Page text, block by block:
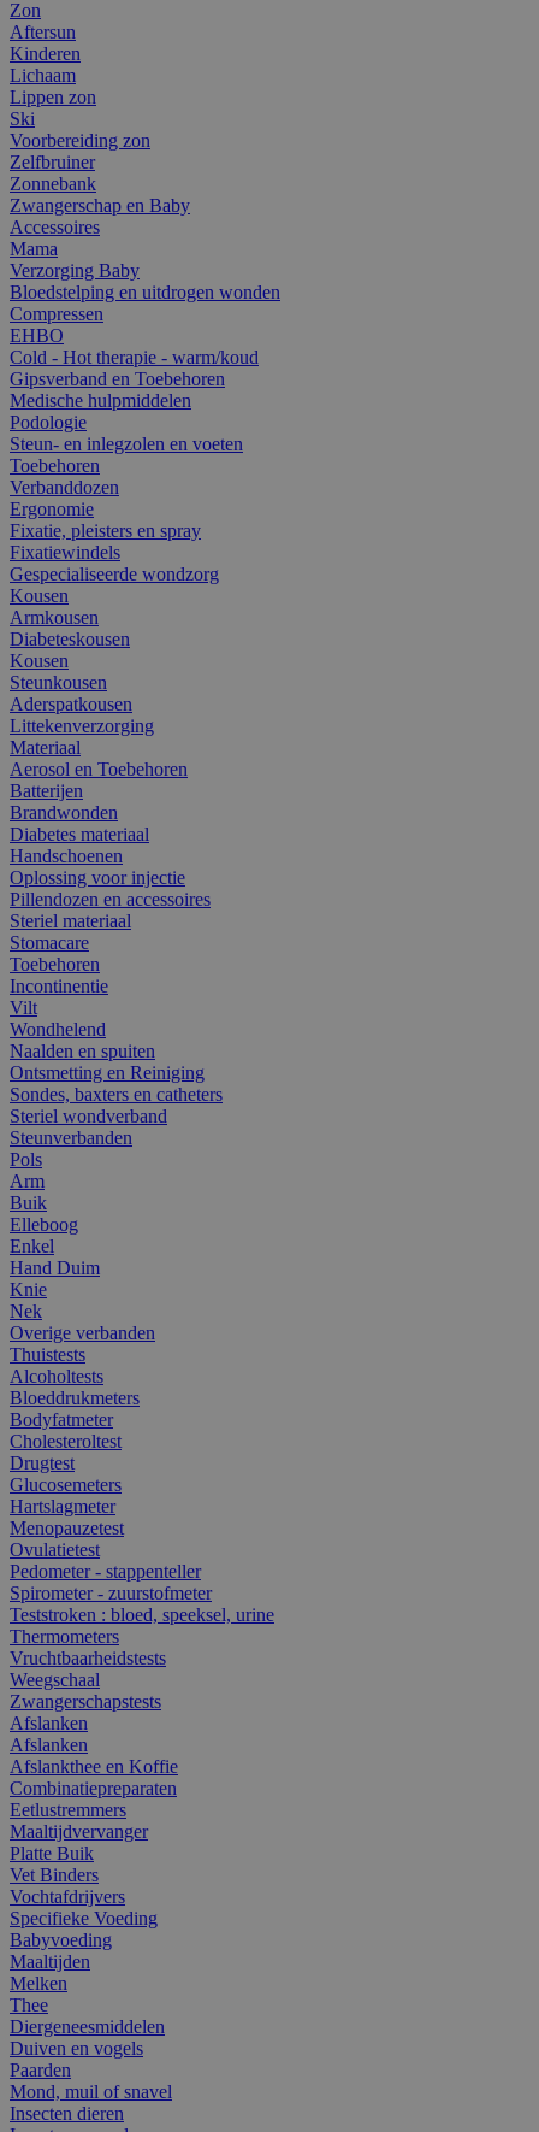
Zon
Aftersun
Kinderen
Lichaam
Lippen zon
Ski
Voorbereiding zon
Zelfbruiner
Zonnebank
Zwangerschap en Baby
Accessoires
Mama
Verzorging Baby
Bloedstelping en uitdrogen wonden
Compressen
EHBO
Cold - Hot therapie - warm/koud
Gipsverband en Toebehoren
Medische hulpmiddelen
Podologie
Steun- en inlegzolen en voeten
Toebehoren
Verbanddozen
Ergonomie
Fixatie, pleisters en spray
Fixatiewindels
Gespecialiseerde wondzorg
Kousen
Armkousen
Diabeteskousen
Kousen
Steunkousen
Aderspatkousen
Littekenverzorging
Materiaal
Aerosol en Toebehoren
Batterijen
Brandwonden
Diabetes materiaal
Handschoenen
Oplossing voor injectie
Pillendozen en accessoires
Steriel materiaal
Stomacare
Toebehoren
Incontinentie
Vilt
Wondhelend
Naalden en spuiten
Ontsmetting en Reiniging
Sondes, baxters en catheters
Steriel wondverband
Steunverbanden
Pols
Arm
Buik
Elleboog
Enkel
Hand Duim
Knie
Nek
Overige verbanden
Thuistests
Alcoholtests
Bloeddrukmeters
Bodyfatmeter
Cholesteroltest
Drugtest
Glucosemeters
Hartslagmeter
Menopauzetest
Ovulatietest
Pedometer - stappenteller
Spirometer - zuurstofmeter
Teststroken : bloed, speeksel, urine
Thermometers
Vruchtbaarheidstests
Weegschaal
Zwangerschapstests
Afslanken
Afslanken
Afslankthee en Koffie
Combinatiepreparaten
Eetlustremmers
Maaltijdvervanger
Platte Buik
Vet Binders
Vochtafdrijvers
Specifieke Voeding
Babyvoeding
Maaltijden
Melken
Thee
Diergeneesmiddelen
Duiven en vogels
Paarden
Mond, muil of snavel
Insecten dieren